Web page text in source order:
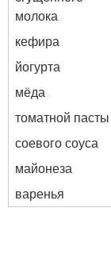
молока
кефира
йогурта
мёда
томатной пасты
соевого соуса
майонеза
варенья